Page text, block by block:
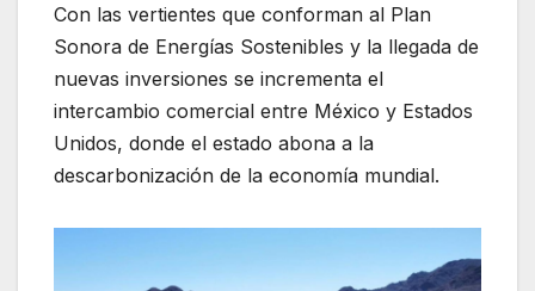
Con las vertientes que conforman al Plan
Sonora de Energías Sostenibles y la llegada de
nuevas inversiones se incrementa el
intercambio comercial entre México y Estados
Unidos, donde el estado abona a la
descarbonización de la economía mundial.